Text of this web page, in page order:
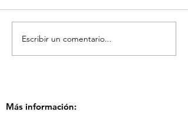
TourTravelynByFraveo
participó en la
Escribir un comentario...
Más información: